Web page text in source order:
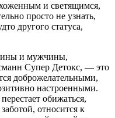
и светящимся,
просто не узнать,
другого статуса,
и мужчины,
Супер Детокс, — это
доброжелательными,
настроенными.
обижаться,
относится к